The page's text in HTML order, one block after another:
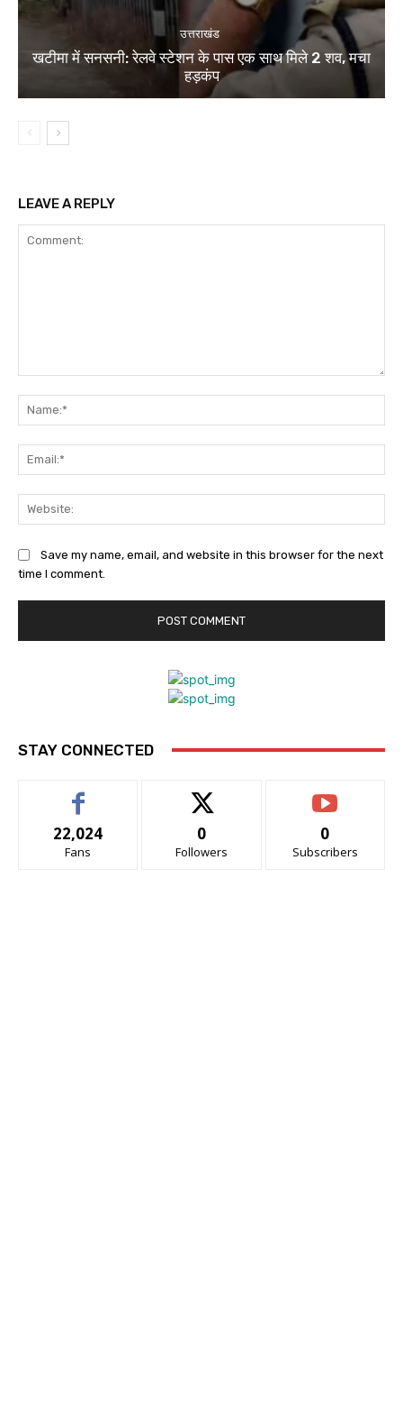
उत्तराखंड
खटीमा में सनसनी: रेलवे स्टेशन के पास एक साथ मिले 2 शव, मचा
हड़कंप
LEAVE A REPLY
Save my name, email, and website in this browser for the next
time I comment.
STAY CONNECTED
22,024
Fans
0
Followers
0
Subscribers